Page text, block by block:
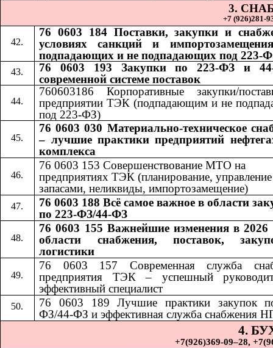
3.
+7 (926)281-
76 0603 184 Поставки, закупки и
условиях санкций и
подпадающих и не подпадающих под 223-
76 0603 193 Закупки по 223-ФЗ и
современной системе поставок
760603186 Корпоративные закупки/
предприятии ТЭК (подпадающим и не
под 223-ФЗ)
76 0603 030 Материально-техническое
– лучшие практики предприятий
комплекса
76 0603 153 Совершенствование МТО на
предприятиях ТЭК (планирование, управление
запасами, неликвиды, импортозамещение)
76 0603 188 Всё самое важное в области
по 223-ФЗ/44-ФЗ
76 0603 155 Важнейшие изменения в 2026
области снабжения, поставок,
логистики
76 0603 157 Современная служба
предприятия ТЭК – успешный
эффективный специалист
76 0603 189 ​​Лучшие практики закупок
ФЗ/44-ФЗ и эффективная служба снабжения
4.
+7(926)369-09–28,